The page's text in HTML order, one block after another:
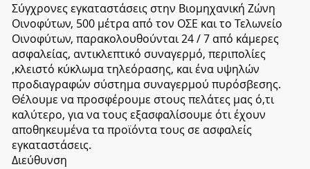
Σύγχρονες εγκαταστάσεις στην Βιομηχανική Ζώνη
Οινοφύτων, 500 μέτρα από τον ΟΣΕ και το Τελωνείο
Οινοφύτων, παρακολουθούνται 24 / 7 από κάμερες
ασφαλείας, αντικλεπτικό συναγερμό, περιπολίες
,κλειστό κύκλωμα τηλεόρασης, και ένα υψηλών
προδιαγραφών σύστημα συναγερμού πυρόσβεσης.
Θέλουμε να προσφέρουμε στους πελάτες μας ό,τι
καλύτερο, για να τους εξασφαλίσουμε ότι έχουν
αποθηκευμένα τα προϊόντα τους σε ασφαλείς
εγκαταστάσεις.
​Διεύθυνση